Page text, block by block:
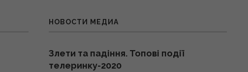
НОВОСТИ МЕДИА
Злети та падіння. Топові події
телеринку-2020